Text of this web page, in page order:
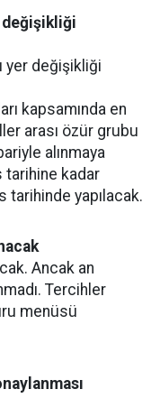
değişikliği
yer değişikliği
kapsamında en
arası özür grubu
alınmaya
tarihine kadar
tarihinde yapılacak.
Ancak an
Tercihler
menüsü